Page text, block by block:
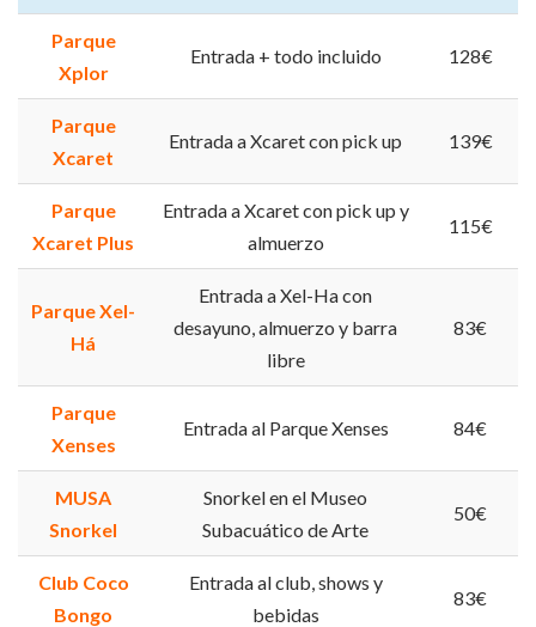
Parque
Xplor
Entrada + todo incluido 128€
Parque
Xcaret
Entrada a Xcaret con pick up 139€
Parque
Xcaret Plus
Entrada a Xcaret con pick up y
almuerzo
115€
Parque Xel-
Há
Entrada a Xel-Ha con
desayuno, almuerzo y barra
libre
83€
Parque
Xenses
Entrada al Parque Xenses 84€
MUSA
Snorkel
Snorkel en el Museo
Subacuático de Arte
50€
Club Coco
Bongo
Entrada al club, shows y
bebidas
83€